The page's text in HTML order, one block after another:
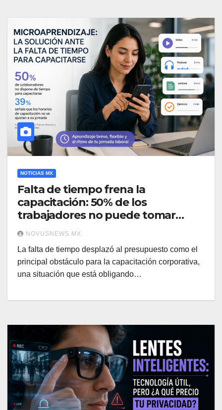
NOTICIAS MX
Falta de tiempo frena la
capacitación: 50% de los
trabajadores no puede tomar
cursos
NOVUSNEWS.MX
La falta de tiempo desplazó al presupuesto como el
principal obstáculo para la capacitación corporativa,
una situación que está obligando…